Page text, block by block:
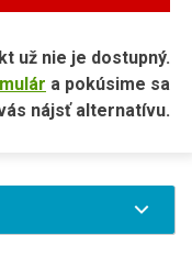
už nie je dostupný.
a pokúsime sa
nájsť alternatívu.